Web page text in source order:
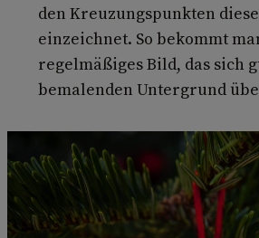
den Kreuzungspunkten
einzeichnet. So bekommt
regelmäßiges Bild, das sich
bemalenden Untergrund